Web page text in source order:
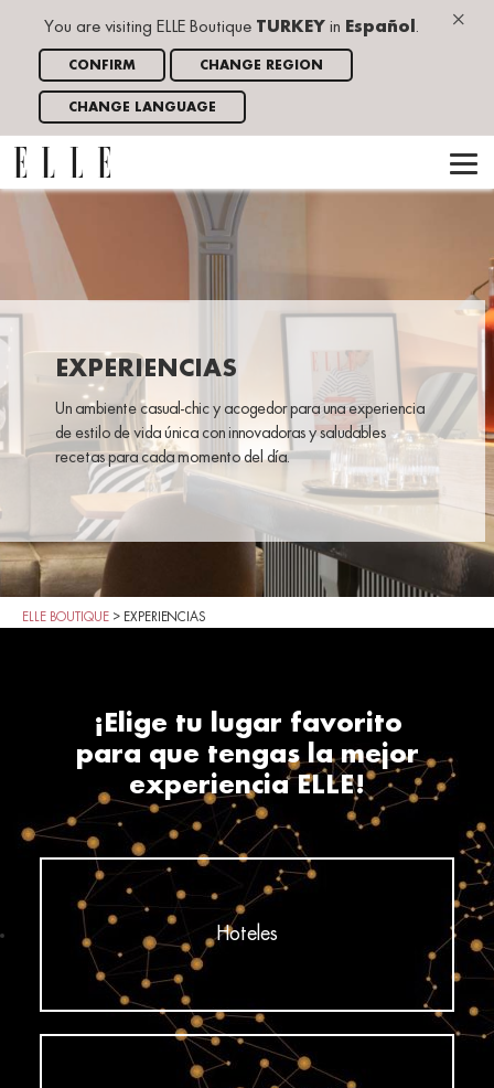
×
You are visiting ELLE Boutique TURKEY in Español .
CONFIRM CHANGE REGION
CHANGE LANGUAGE
EXPERIENCIAS
Un ambiente casual-chic y acogedor para una experiencia
de estilo de vida única con innovadoras y saludables
recetas para cada momento del día.
ELLE BOUTIQUE > EXPERIENCIAS
¡Elige tu lugar favorito
para que tengas la mejor
experiencia ELLE!
Hoteles